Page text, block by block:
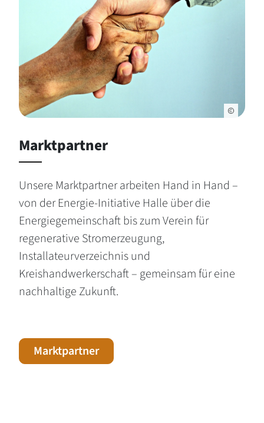
Marktpartner
Unsere Marktpartner arbeiten Hand in Hand –
von der Energie-Initiative Halle über die
Energiegemeinschaft bis zum Verein für
regenerative Stromerzeugung,
Installateurverzeichnis und
Kreishandwerkerschaft – gemeinsam für eine
nachhaltige Zukunft.
Marktpartner